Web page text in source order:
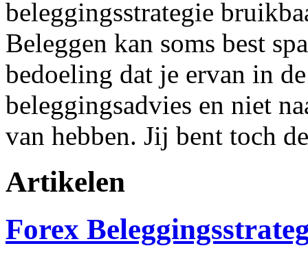
beleggingsstrategie
Beleggen kan soms best
bedoeling dat je ervan in
beleggingsadvies en niet
van hebben. Jij bent toch
Artikelen
Forex